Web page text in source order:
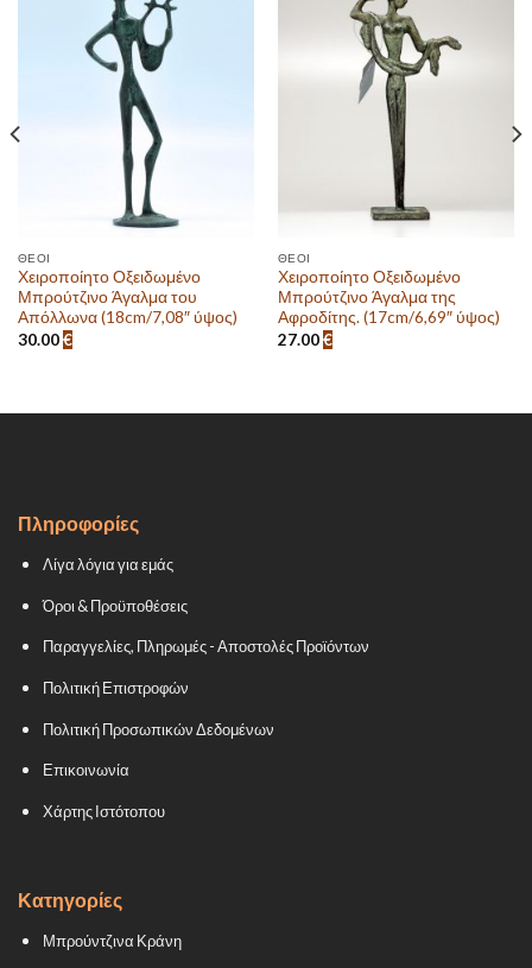
ΘΕΟΊ
Χειροποίητο Οξειδωμένο
Μπρούτζινο Άγαλμα του
Απόλλωνα (18cm/7,08″ ύψος)
30.00€
Πρόσθεσε
στην λίστα
ΘΕΟΊ
Χειροποίητο Οξειδωμένο
Μπρούτζινο Άγαλμα της
Αφροδίτης. (17cm/6,69″ ύψος)
27.00€
Πληροφορίες
Λίγα λόγια για εμάς
Όροι & Προϋποθέσεις
Παραγγελίες, Πληρωμές - Αποστολές Προϊόντων
Πολιτική Επιστροφών
Πολιτική Προσωπικών Δεδομένων
Επικοινωνία
Χάρτης Ιστότοπου
Κατηγορίες
Μπρούντζινα Κράνη